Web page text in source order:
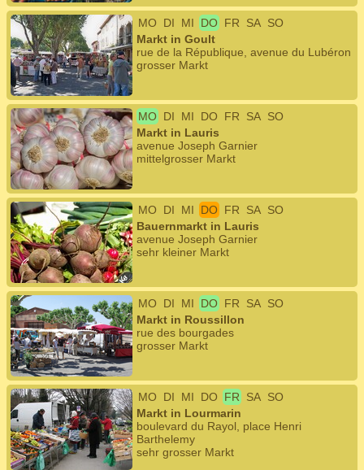
MO DI MI DO FR SA SO
Markt in Goult
rue de la République, avenue du Lubéron
grosser Markt
MO DI MI DO FR SA SO
Markt in Lauris
avenue Joseph Garnier
mittelgrosser Markt
MO DI MI DO FR SA SO
Bauernmarkt in Lauris
avenue Joseph Garnier
sehr kleiner Markt
MO DI MI DO FR SA SO
Markt in Roussillon
rue des bourgades
grosser Markt
MO DI MI DO FR SA SO
Markt in Lourmarin
boulevard du Rayol, place Henri
Barthelemy
sehr grosser Markt